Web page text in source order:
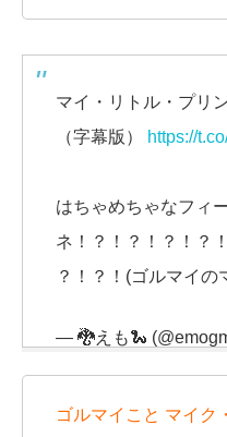
マイ・リトル・プリ
（字幕版）
https://
はちゃめちゃなフィ
ネ！？！？！？！？
？！？！(ゴルマイ
— 🐉えも🐍
ゴルマイこと マイク